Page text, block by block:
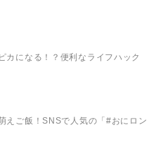
カになる！？便利なライフハック
えご飯！SNSで人気の「#おにロン